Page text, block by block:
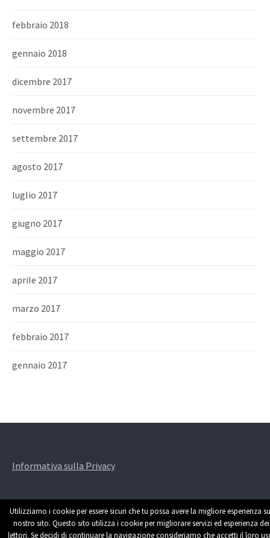
febbraio 2018
gennaio 2018
dicembre 2017
novembre 2017
settembre 2017
agosto 2017
luglio 2017
giugno 2017
maggio 2017
aprile 2017
marzo 2017
febbraio 2017
gennaio 2017
Informativa sulla Privacy
Utilizziamo i cookie per essere sicuri che tu possa avere la migliore esperienza
nostro sito. Questo sito utilizza i cookie per migliorare servizi ed esperienza dei
lettori. Se decidi di continuare la navigazione consideriamo che accetti il loro